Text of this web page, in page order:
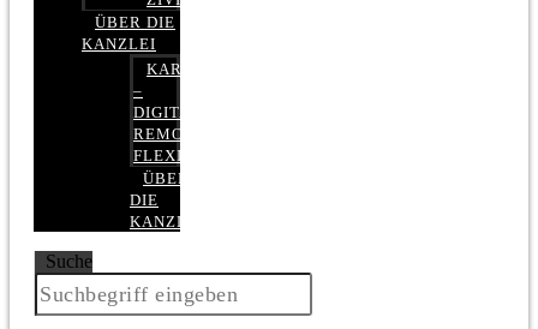
ÜBER DIE
KANZLEI
KARRIERE
–
DIGITAL,
REMOTE,
FLEXIBEL
ÜBER
DIE
KANZLEI
Suche